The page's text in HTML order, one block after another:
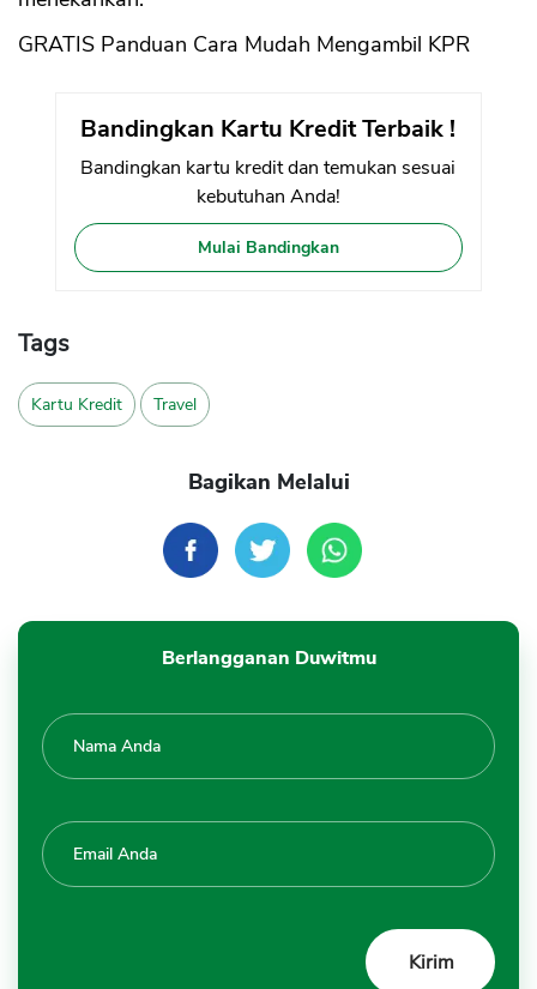
GRATIS Panduan Cara Mudah Mengambil KPR
Bandingkan Kartu Kredit Terbaik !
Bandingkan kartu kredit dan temukan sesuai
kebutuhan Anda!
Mulai Bandingkan
Tags
Kartu Kredit Travel
Bagikan Melalui
Berlangganan Duwitmu